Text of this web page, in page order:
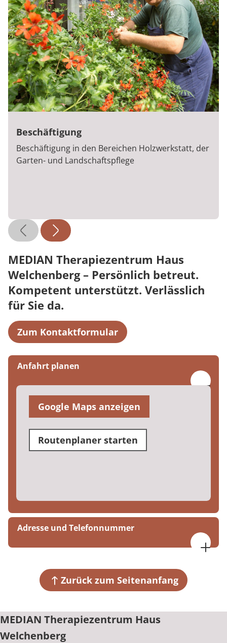
Beschäftigung
Beschäftigung in den Bereichen Holzwerkstatt, der
Garten- und Landschaftspflege
MEDIAN Therapiezentrum Haus
Welchenberg – Persönlich betreut.
Kompetent unterstützt. Verlässlich
für Sie da.
Zum Kontaktformular
Anfahrt planen
Google Maps anzeigen
Routenplaner starten
Adresse und Telefonnummer
41517 GrevenbroichZurück zum Seitenanfang
MEDIAN Therapiezentrum Haus
Welchenberg